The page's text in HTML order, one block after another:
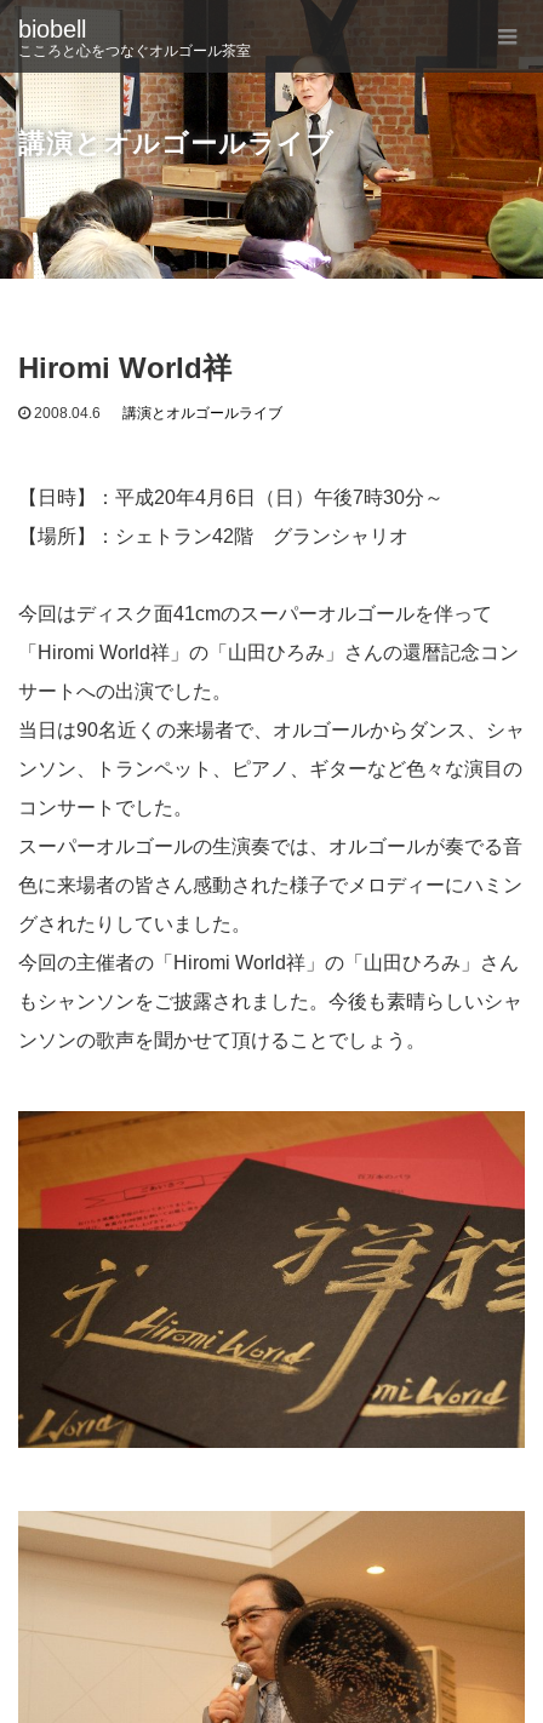
biobell
こころと心をつなぐオルゴール茶室
講演とオルゴールライブ
Hiromi World祥
2008.04.6 講演とオルゴールライブ
【日時】：平成20年4月6日（日）午後7時30分～
【場所】：シェトラン42階 グランシャリオ
今回はディスク面41cmのスーパーオルゴールを伴って
「Hiromi World祥」の「山田ひろみ」さんの還暦記念コン
サートへの出演でした。
当日は90名近くの来場者で、オルゴールからダンス、シャ
ンソン、トランペット、ピアノ、ギターなど色々な演目の
コンサートでした。
スーパーオルゴールの生演奏では、オルゴールが奏でる音
色に来場者の皆さん感動された様子でメロディーにハミン
グされたりしていました。
今回の主催者の「Hiromi World祥」の「山田ひろみ」さん
もシャンソンをご披露されました。今後も素晴らしいシャ
ンソンの歌声を聞かせて頂けることでしょう。